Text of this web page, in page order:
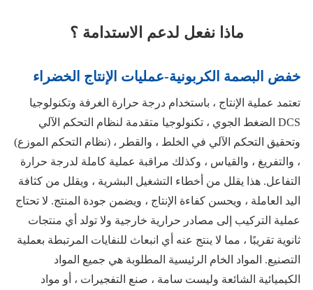
ماذا نفعل لدعم الاستدامة ؟
خفض البصمة الكربونية-عمليات الإنتاج الخضراء
تعتمد عملية الإنتاج ، باستخدام درجة حرارة الغرفة وتكنولوجيا
الضغط الجوي ، تكنولوجيا متقدمة لنظام التحكم الآلي DCS
(نظام التحكم الموزع) ، وتحقيق التحكم الآلي في الخلط ، والقطر
، والتفريغ ، والقياس ، وكذلك مراقبة عملية كاملة لدرجة حرارة
التفاعل. هذا يقلل من أخطاء التشغيل البشرية ، ويقلل من كثافة
اليد العاملة ، ويحسن كفاءة الإنتاج ، ويضمن جودة المنتج. لا تحتاج
عملية التركيب إلى مصادر حرارية خارجية ولا تولد أي منتجات
ثانوية تقريبًا ، مما لا ينتج عنه أي انبعاث للنفايات المرتبطة بعملية
التصنيع. المواد الخام الرئيسية المطلوبة هي جميع المواد
الكيميائية الشائعة وليست سامة ، صنع التفجيرات ، أو مواد